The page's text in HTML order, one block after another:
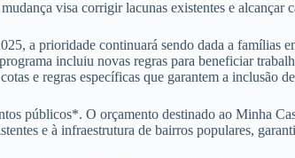
visa corrigir lacunas existentes e alcançar
a prioridade continuará sendo dada a famílias
incluiu novas regras para beneficiar
e regras específicas que garantem a inclusão
públicos*. O orçamento destinado ao Minha
e à infraestrutura de bairros populares,